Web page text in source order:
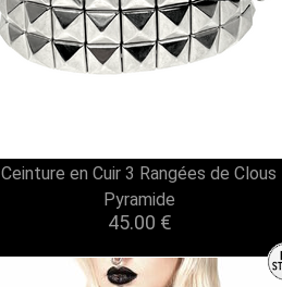
Ceinture en Cuir 3 Rangées de Clous
Pyramide
45.00 €